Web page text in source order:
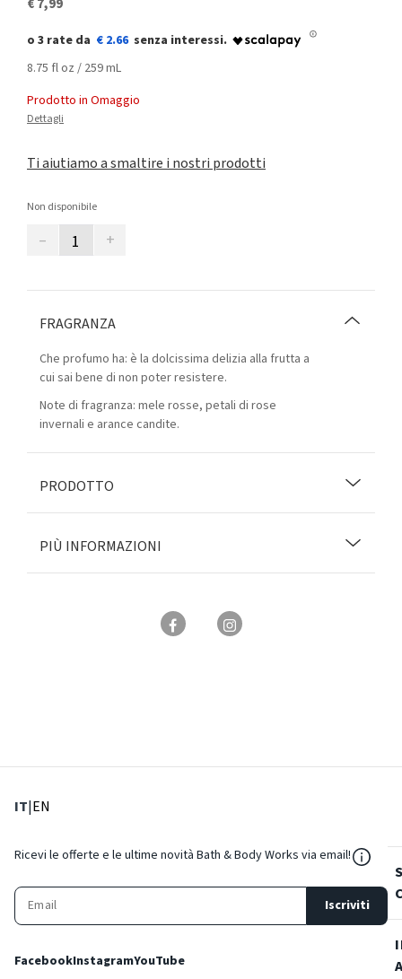
€ 7,99
€ 2.66
8.75 fl oz / 259 mL
Prodotto in Omaggio
Dettagli
Ti aiutiamo a smaltire i nostri prodotti
Non disponibile
– +
FRAGRANZA
Che profumo ha: è la dolcissima delizia alla frutta a
cui sai bene di non poter resistere.
Note di fragranza: mele rosse, petali di rose
invernali e arance candite.
PRODOTTO
PIÙ INFORMAZIONI
IT: Lingua corrente
|EN
Ricevi le offerte e le ultime novità Bath & Body Works via email!
Iscriviti
FacebookInstagramYouTube